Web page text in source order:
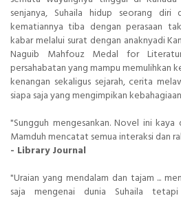
senjanya, Suhaila hidup seorang diri
kematiannya tiba dengan perasaan
kabar melalui surat dengan anaknyadi
Naguib Mahfouz Medal for
persahabatan yang mampu memulihkan
kenangan sekaligus sejarah, cerita
siapa saja yang mengimpikan
"Sungguh mengesankan. Novel ini
Mamduh mencatat semua interaksi dan
- Library Journal
"Uraian yang mendalam dan tajam ...
saja mengenai dunia Suhaila